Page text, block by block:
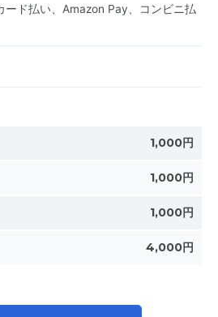
ード払い、Amazon Pay、コンビニ払
1,000円
1,000円
1,000円
4,000円